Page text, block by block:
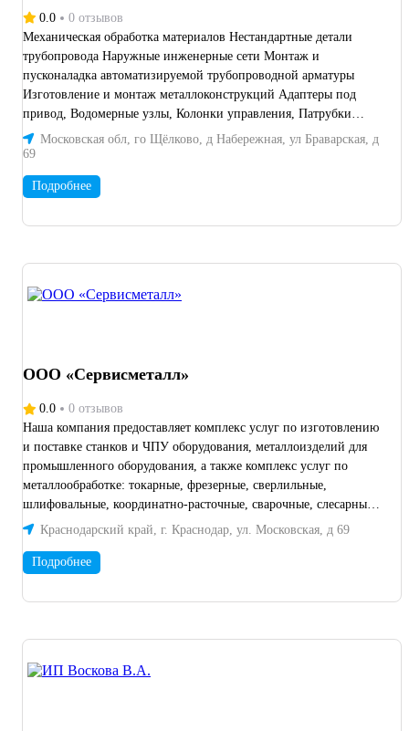
0.0
0 отзывов
Механическая обработка материалов Нестандартные детали
трубопровода Наружные инженерные сети Монтаж и
пусконаладка автоматизируемой трубопроводной арматуры
Изготовление и монтаж металлоконструкций Адаптеры под
привод, Водомерные узлы, Колонки управления, Патрубки
чугунные фланцевые, Редукционные переходные фланцы,
Трубопроводная арматура, Щитовые затворы Сварочные работы
Московская обл, го Щёлково, д Набережная, ул Браварская, д
69
Подробнее
ООО «Сервисметалл»
0.0
0 отзывов
Наша компания предоставляет комплекс услуг по изготовлению
и поставке станков и ЧПУ оборудования, металлоизделий для
промышленного оборудования, а также комплекс услуг по
металлообработке: токарные, фрезерные, сверлильные,
шлифовальные, координатно-расточные, сварочные, слесарные
работы, резка металла, изготовление нестандартных деталей и
нестандартного промышленного оборудования, автоматизация
модернизация ЧПУ станков (токарные, фрезерные,
инструмента и оснастки (штампы, пресс-формы, оснастка
изготовление каркасов, модулей, рам, каркасов, облицовки на
Краснодарский край, г. Краснодар, ул. Московская, д 69
Подробнее